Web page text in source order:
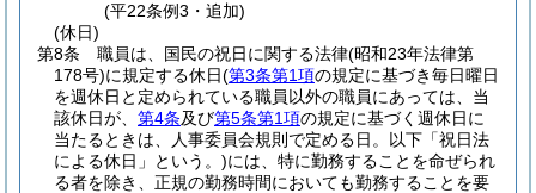
(平22条例3・追加)
(休日)
第8条
職員は、国民の祝日に関する法律(昭和23年法律第
178号)に規定する休日(第3条第1項の規定に基づき毎日曜日
を週休日と定められている職員以外の職員にあっては、当
該休日が、 第4条及び第5条第1項の規定に基づく週休日に
当たるときは、人事委員会規則で定める日。以下「祝日法
による休日」という。)には、特に勤務することを命ぜられ
る者を除き、正規の勤務時間においても勤務することを要